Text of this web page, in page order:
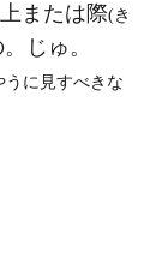
または際(き
じゅ。
に見すべきな